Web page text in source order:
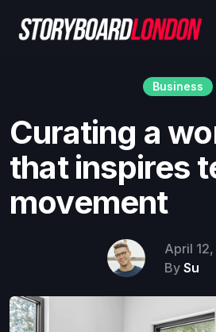
Business
Curating a
that inspires
movement
April
By Su